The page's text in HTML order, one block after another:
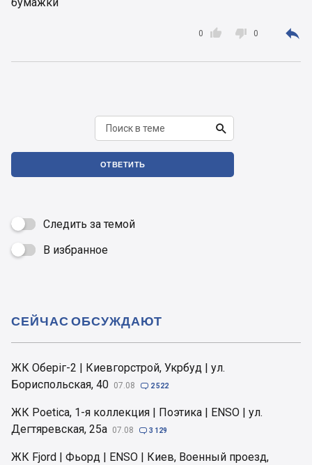
бумажки

0  0 

ОТВЕТИТЬ
Следить за темой
 В избранное
ЖК Оберіг-2 | Киевгорстрой, Укрбуд | ул.
Бориспольская, 40 07.08  2 522
ЖК Poetica, 1-я коллекция | Поэтика | ENSO | ул.
Дегтяревская, 25а 07.08  3 129
ЖК Fjord | Фьорд | ENSO | Киев, Военный проезд,
СЕЙЧАС ОБСУЖДАЮТ